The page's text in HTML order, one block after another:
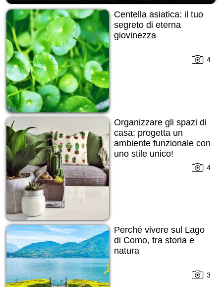
Centella asiatica: il tuo
segreto di eterna
giovinezza
4
Organizzare gli spazi di
casa: progetta un
ambiente funzionale con
uno stile unico!
4
Perché vivere sul Lago
di Como, tra storia e
natura
3